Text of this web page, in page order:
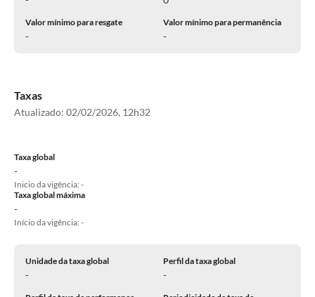
Valor mínimo para resgate
-
Valor mínimo para permanência
-
Taxas
Atualizado: 02/02/2026, 12h32
Taxa global
-
Inicio da vigência: -
Taxa global máxima
-
Início da vigência: -
Unidade da taxa global
-
Perfil da taxa global
-